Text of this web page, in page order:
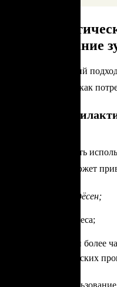
использование
Профилактический
проблем до того, как
Почему
Если игнорировать
зубного налёта может
заболеваниям дёсен;
развитию кариеса;
необходимости более
стоматологических